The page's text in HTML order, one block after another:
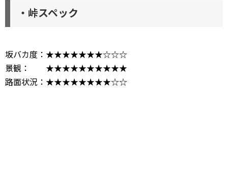
・峠スペック
坂バカ度：★★★★★★★☆☆☆
景観： ★★★★★★★★★★
路面状況：★★★★★★★★☆☆